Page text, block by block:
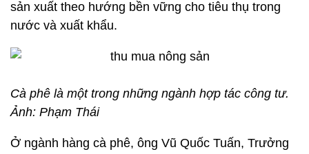
sản xuất theo hướng bền vững cho tiêu thụ trong
nước và xuất khẩu.
Cà phê là một trong những ngành hợp tác công tư.
Ảnh: Phạm Thái
Ở ngành hàng cà phê, ông Vũ Quốc Tuấn, Trưởng